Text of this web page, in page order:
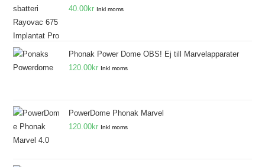
40.00kr Inkl moms
Phonak Power Dome OBS! Ej till Marvelapparater
120.00kr Inkl moms
PowerDome Phonak Marvel
120.00kr Inkl moms